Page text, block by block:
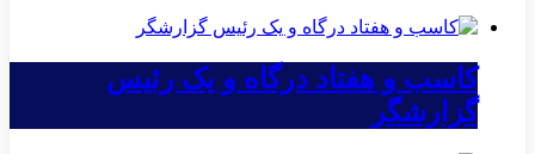
کاسب و هفتاد درگاه و یک رئیس
گزارشگر